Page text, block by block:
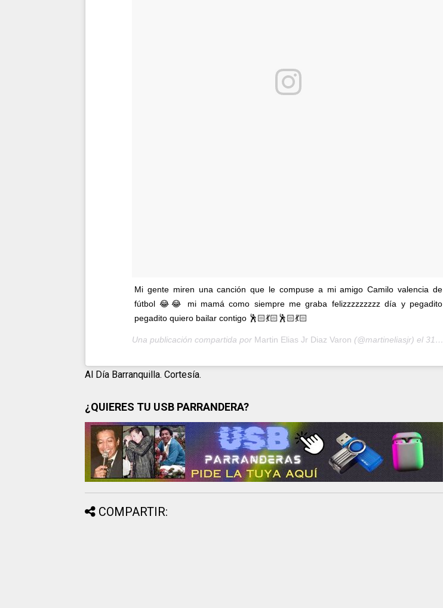
Mi gente miren una canción que le compuse a mi amigo Camilo valencia de
fútbol 😂😂 mi mamá como siempre me graba felizzzzzzzzz día y pegadito
pegadito quiero bailar contigo 🕺🏻💃🏻🕺🏻💃🏻
Una publicación compartida por Martin Elias Jr Diaz Varon (@martineliasjr) el 31 de Ago de 2018 a las 4:09 PDT
Al Día Barranquilla. Cortesía.
¿QUIERES TU USB PARRANDERA?
COMPARTIR: